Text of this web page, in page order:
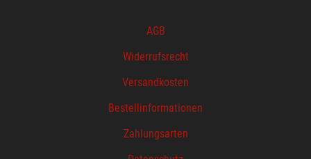
AGB
Widerrufsrecht
Versandkosten
Bestellinformationen
Zahlungsarten